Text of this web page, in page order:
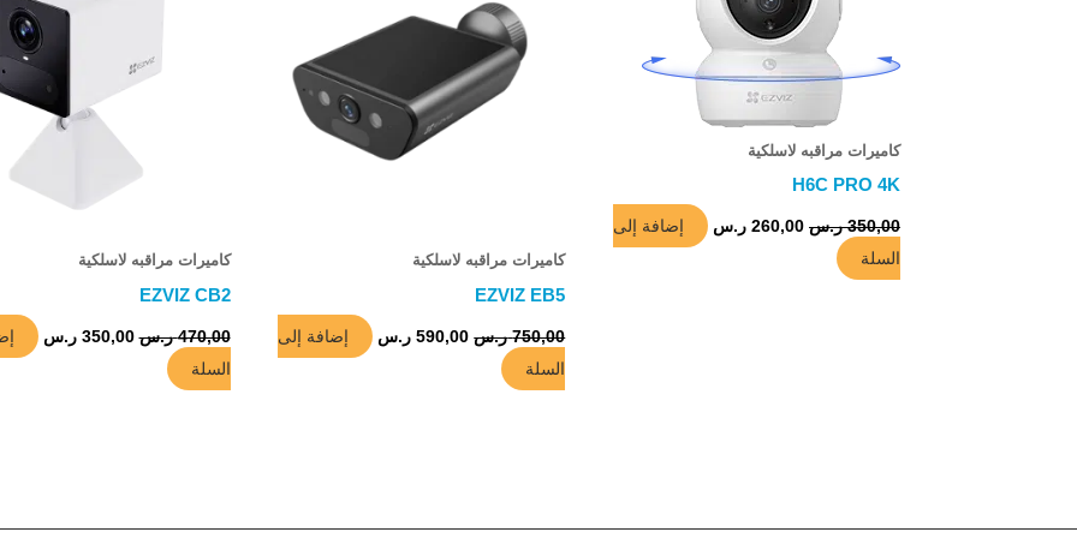
كاميرات مراقبه لاسلكية
H6C PRO 4K
350,00 ر.س 260,00 ر.س
إضافة إلى
السلة
كاميرات مراقبه لاسلكية
EZVIZ EB5
750,00 ر.س 590,00 ر.س
إضافة إلى
السلة
كاميرات مراقبه لاسلكية
EZVIZ CB2
470,00 ر.س 350,00 ر.س
السلة